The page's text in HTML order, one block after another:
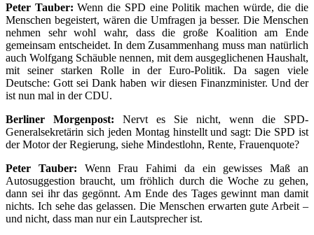
Peter Tauber: Wenn die SPD eine Politik machen würde, die die
Menschen begeistert, wären die Umfragen ja besser. Die Menschen
nehmen sehr wohl wahr, dass die große Koalition am Ende
gemeinsam entscheidet. In dem Zusammenhang muss man natürlich
auch Wolfgang Schäuble nennen, mit dem ausgeglichenen Haushalt,
mit seiner starken Rolle in der Euro-Politik. Da sagen viele
Deutsche: Gott sei Dank haben wir diesen Finanzminister. Und der
ist nun mal in der CDU.
Berliner Morgenpost: Nervt es Sie nicht, wenn die SPD-
Generalsekretärin sich jeden Montag hinstellt und sagt: Die SPD ist
der Motor der Regierung, siehe Mindestlohn, Rente, Frauenquote?
Peter Tauber: Wenn Frau Fahimi da ein gewisses Maß an
Autosuggestion braucht, um fröhlich durch die Woche zu gehen,
dann sei ihr das gegönnt. Am Ende des Tages gewinnt man damit
nichts. Ich sehe das gelassen. Die Menschen erwarten gute Arbeit –
und nicht, dass man nur ein Lautsprecher ist.